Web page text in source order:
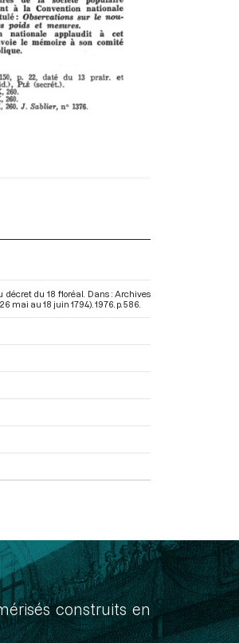
du 18 floréal. Dans : Archives
mai au 18 juin 1794) . 1976. p. 586.
construits en